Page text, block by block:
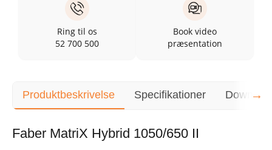
Ring til os
52 700 500
Book video
præsentation
Produktbeskrivelse Specifikationer
Faber MatriX Hybrid 1050/650 II
→